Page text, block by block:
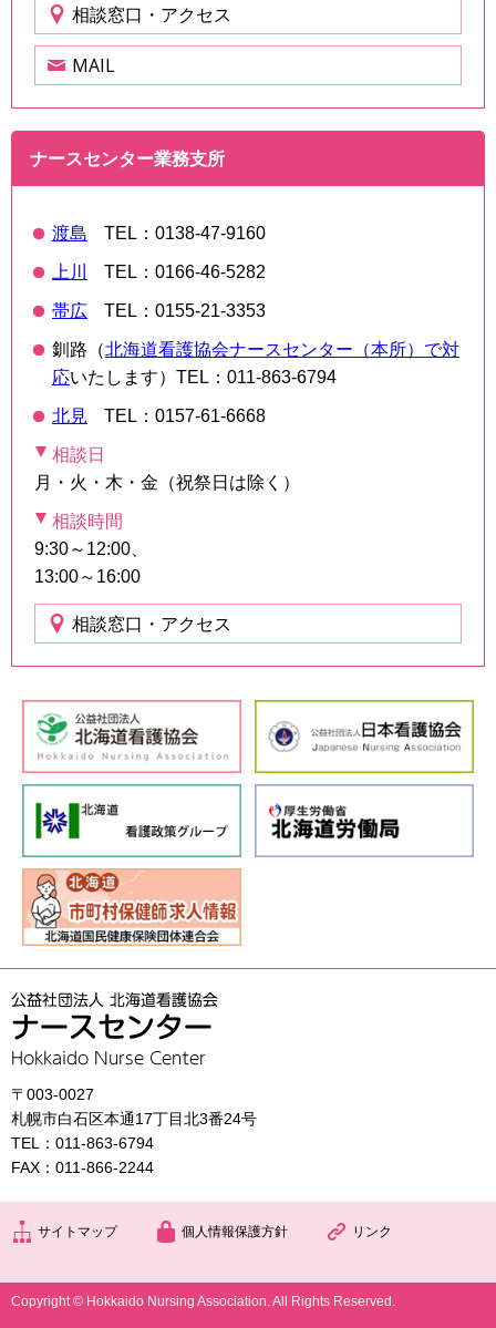
相談窓口・アクセス
MAIL
ナースセンター業務支所
渡島 TEL：0138-47-9160
上川 TEL：0166-46-5282
帯広 TEL：0155-21-3353
釧路（北海道看護協会ナースセンター（本所）で対
応いたします） TEL：011-863-6794
北見 TEL：0157-61-6668
相談日
月・火・木・金（祝祭日は除く）
相談時間
9:30～12:00、
13:00～16:00
相談窓口・アクセス
〒003-0027
札幌市白石区本通17丁目北3番24号
TEL：011-863-6794
FAX：011-866-2244
サイトマップ 個人情報保護方針 リンク
Copyright © Hokkaido Nursing Association. All Rights Reserved.